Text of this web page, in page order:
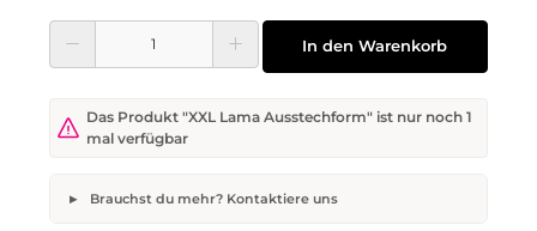
Produkt Anzahl: Gib den gewünschten Wert ein oder benutze die
In den Warenkorb
Das Produkt "XXL Lama Ausstechform" ist nur noch 1
mal verfügbar
Brauchst du mehr? Kontaktiere uns